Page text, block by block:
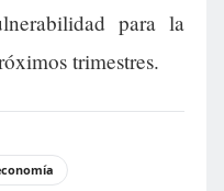
para la
trimestres.